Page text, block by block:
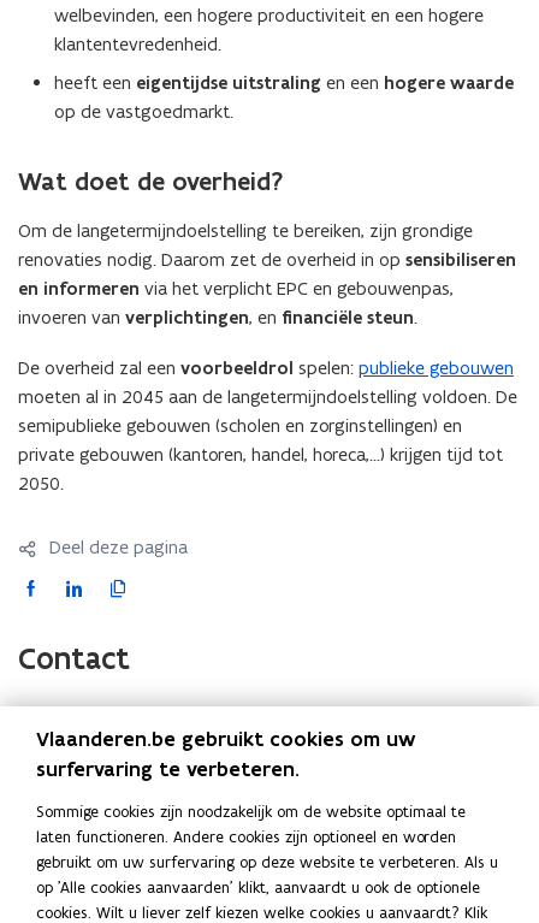
w
t
e
r
)
welbevinden, een hogere productiviteit en een hogere
klantentevredenheid.
heeft een eigentijdse uitstraling en een hogere waarde
op de vastgoedmarkt.
Wat doet de overheid?
Om de langetermijndoelstelling te bereiken, zijn grondige
renovaties nodig. Daarom zet de overheid in op sensibiliseren
en informeren via het verplicht EPC en gebouwenpas,
invoeren van verplichtingen, en financiële steun.
De overheid zal een voorbeeldrol spelen: publieke gebouwen
moeten al in 2045 aan de langetermijndoelstelling voldoen. De
semipublieke gebouwen (scholen en zorginstellingen) en
private gebouwen (kantoren, handel, horeca,...) krijgen tijd tot
2050.
Deel deze pagina
F
c
e
b
L
k
e
d
i
o
p
e
n
K
i
e
e
r
i
n
k
n
Contact
Vraag over de inhoud op deze pagina? Stel uw vraag via
dit contactformulier.
Ook interessant
Vlaanderen.be gebruikt cookies om uw
surfervaring te verbeteren.
Sommige cookies zijn noodzakelijk om de website optimaal te
laten functioneren. Andere cookies zijn optioneel en worden
gebruikt om uw surfervaring op deze website te verbeteren. Als u
op 'Alle cookies aanvaarden' klikt, aanvaardt u ook de optionele
cookies. Wilt u liever zelf kiezen welke cookies u aanvaardt? Klik